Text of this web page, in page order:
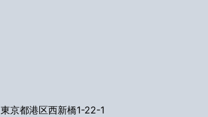
東京都港区西新橋1-22-1